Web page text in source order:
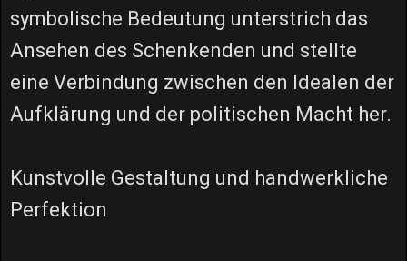
symbolische Bedeutung unterstrich das
Ansehen des Schenkenden und stellte
eine Verbindung zwischen den Idealen der
Aufklärung und der politischen Macht her.
Kunstvolle Gestaltung und handwerkliche
Perfektion